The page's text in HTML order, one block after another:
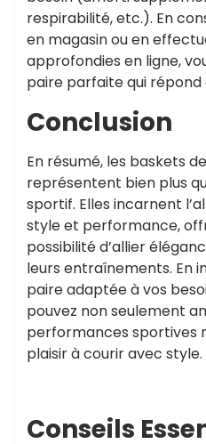
respirabilité, etc.). En
en magasin ou en
approfondies en ligne,
paire parfaite qui répond
Conclusion
En résumé, les baskets
représentent bien plus
sportif. Elles incarnent
style et performance,
possibilité d’allier
leurs entraînements. En
paire adaptée à vos
pouvez non seulement
performances sportives
plaisir à courir avec style.
Conseils